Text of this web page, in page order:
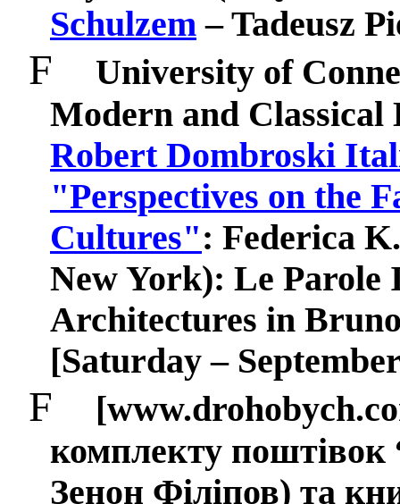
Schulzem – Tadeusz
F
University of
Modern and Classical
Robert Dombroski
"Perspectives on the
Cultures": Federica
New York): Le
Architectures in
[Saturday –
F
комплекту
Зенон Філіпов) та